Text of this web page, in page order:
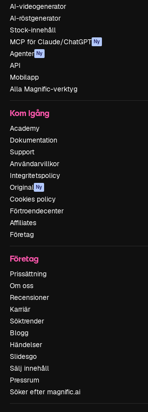
AI-videogenerator
AI-röstgenerator
Stock-innehåll
MCP för Claude/ChatGPT Ny
Agenter Ny
API
Mobilapp
Alla Magnific-verktyg
Kom igång
Academy
Dokumentation
Support
Användarvillkor
Integritetspolicy
Original Ny
Cookies policy
Förtroendecenter
Affiliates
Företag
Företag
Prissättning
Om oss
Recensioner
Karriär
Söktrender
Blogg
Händelser
Slidesgo
Sälj innehåll
Pressrum
Söker efter magnific.ai